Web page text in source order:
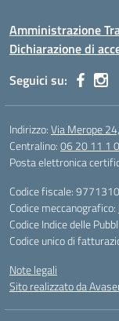
Amministrazione
Dichiarazione di
Seguici su:
Indirizzo:Via Merope
Centralino:06 20 11 1
Posta elettronica
Codice fiscale:
Codice meccanografico:
Codice Indice delle
Codice unico di
Note legali
Sito realizzato da